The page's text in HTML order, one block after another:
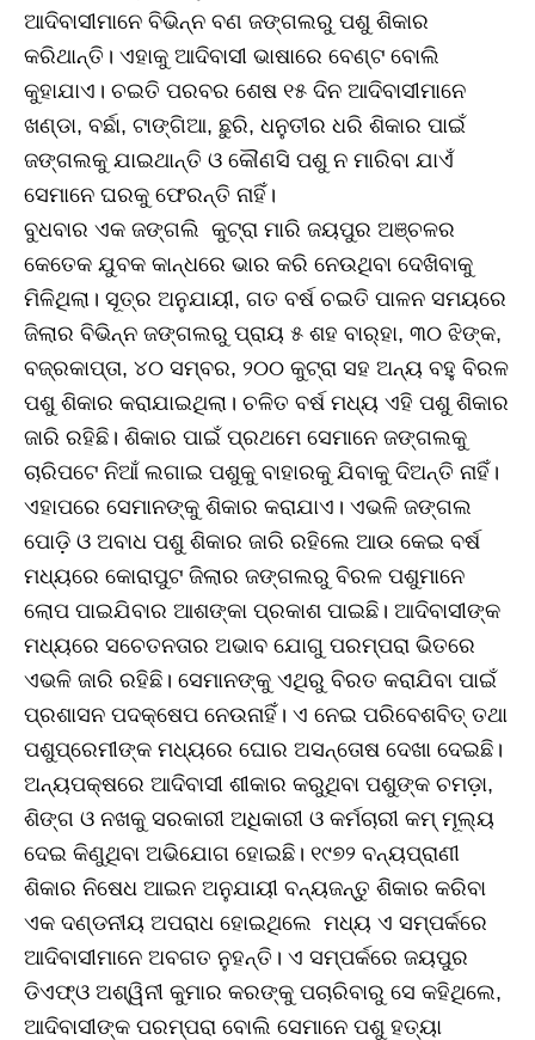
ଆଦିବାସୀମାନେ ବିଭିନ୍ନ ବଣ ଜଙ୍ଗଲରୁ ପଶୁ ଶିକାର
କରିଥାନ୍ତି। ଏହାକୁ ଆଦିବାସୀ ଭାଷାରେ ବେଣ୍ଟ ବୋଲି
କୁହାଯାଏ। ଚଇତି ପରବର ଶେଷ ୧୫ ଦିନ ଆଦିବାସୀମାନେ
ଖଣ୍ଡା, ବର୍ଛା, ଟାଙ୍ଗିଆ, ଛୁରି, ଧନୁତୀର ଧରି ଶିକାର ପାଇଁ
ଜଙ୍ଗଲକୁ ଯାଇଥାନ୍ତି ଓ କୌଣସି ପଶୁ ନ ମାରିବା ଯାଏଁ
ସେମାନେ ଘରକୁ ଫେରନ୍ତି ନାହିଁ।
ବୁଧବାର ଏକ ଜଙ୍ଗଲି କୁଟ୍‌ରା ମାରି ଜୟପୁର ଅଞ୍ଚଳର
କେତେକ ଯୁବକ କାନ୍ଧରେ ଭାର କରି ନେଉଥିବା ଦେଖିବାକୁ
ମିଳିଥିଲା। ସୂତ୍ର ଅନୁଯାୟୀ, ଗତ ବର୍ଷ ଚଇତି ପାଳନ ସମୟରେ
ଜିଲାର ବିଭିନ୍ନ ଜଙ୍ଗଲରୁ ପ୍ରାୟ ୫ ଶହ ବାର୍‌ହା, ୩୦ ଝିଙ୍କ,
ବଜ୍ରକାପ୍ତା, ୪୦ ସମ୍ବର, ୨୦୦ କୁଟ୍‌ରା ସହ ଅନ୍ୟ ବହୁ ବିରଳ
ପଶୁ ଶିକାର କରାଯାଇଥିଲା। ଚଳିତ ବର୍ଷ ମଧ୍ୟ ଏହି ପଶୁ ଶିକାର
ଜାରି ରହିଛି। ଶିକାର ପାଇଁ ପ୍ରଥମେ ସେମାନେ ଜଙ୍ଗଲକୁ
ଚାରିପଟେ ନିଆଁ ଲଗାଇ ପଶୁକୁ ବାହାରକୁ ଯିବାକୁ ଦିଅନ୍ତି ନାହିଁ।
ଏହାପରେ ସେମାନଙ୍କୁ ଶିକାର କରାଯାଏ। ଏଭଳି ଜଙ୍ଗଲ
ପୋଡ଼ି ଓ ଅବାଧ ପଶୁ ଶିକାର ଜାରି ରହିଲେ ଆଉ କେଇ ବର୍ଷ
ମଧ୍ୟରେ କୋରାପୁଟ ଜିଲାର ଜଙ୍ଗଲରୁ ବିରଳ ପଶୁମାନେ
ଲୋପ ପାଇଯିବାର ଆଶଙ୍କା ପ୍ରକାଶ ପାଇଛି। ଆଦିବାସୀଙ୍କ
ମଧ୍ୟରେ ସଚେତନତାର ଅଭାବ ଯୋଗୁ ପରମ୍ପରା ଭିତରେ
ଏଭଳି ଜାରି ରହିଛି। ସେମାନଙ୍କୁ ଏଥିରୁ ବିରତ କରାଯିବା ପାଇଁ
ପ୍ରଶାସନ ପଦକ୍ଷେପ ନେଉନାହିଁ। ଏ ନେଇ ପରିବେଶବିତ୍‌ ତଥା
ପଶୁପ୍ରେମୀଙ୍କ ମଧ୍ୟରେ ଘୋର ଅସନ୍ତୋଷ ଦେଖା ଦେଇଛି।
ଅନ୍ୟପକ୍ଷରେ ଆଦିବାସୀ ଶୀକାର କରୁଥିବା ପଶୁଙ୍କ ଚମଡ଼ା,
ଶିଙ୍ଗ ଓ ନଖକୁ ସରକାରୀ ଅଧିକାରୀ ଓ କର୍ମଚାରୀ କମ୍‌ ମୂଲ୍ୟ
ଦେଇ କିଣୁଥିବା ଅଭିଯୋଗ ହୋଇଛି। ୧୯୭୨ ବନ୍ୟପ୍ରାଣୀ
ଶିକାର ନିଷେଧ ଆଇନ ଅନୁଯାୟୀ ବନ୍ୟଜନ୍ତୁ ଶିକାର କରିବା
ଏକ ଦଣ୍ଡନୀୟ ଅପରାଧ ହୋଇଥିଲେ ମଧ୍ୟ ଏ ସମ୍ପର୍କରେ
ଆଦିବାସୀମାନେ ଅବଗତ ନୁହନ୍ତି। ଏ ସମ୍ପର୍କରେ ଜୟପୁର
ଡିଏଫ୍‌ଓ ଅଶ୍ୱିନୀ କୁମାର କରଙ୍କୁ ପଚାରିବାରୁ ସେ କହିଥିଲେ,
ଆଦିବାସୀଙ୍କ ପରମ୍ପରା ବୋଲି ସେମାନେ ପଶୁ ହତ୍ୟା